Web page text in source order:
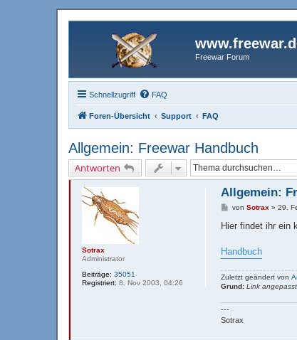
Freewar Forum
Schnellzugriff FAQ
Foren-Übersicht Support FAQ
Allgemein: Freewar Handbuch
Antworten
Sotrax
Administrator
Beiträge: 35051
Registriert: 8. Nov 2003, 04:26
Allgemein:
B
i
a
g
vonSotrax »29.
Hier findet ihr ein
Handbuch
Zuletzt geändert von
Grund: Link angepasst
---
Sotrax